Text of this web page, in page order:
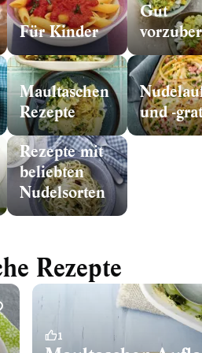
Für Kinder
Gut
Maultaschen
Rezepte
und -
Rezepte mit
beliebten
Nudelsorten
Rezepte
1